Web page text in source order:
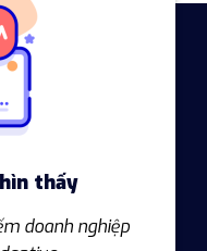
thấy
doanh nghiệp